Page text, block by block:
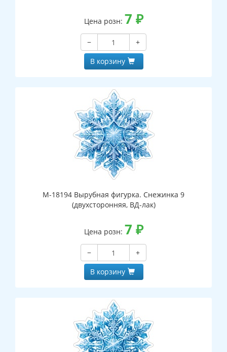
Цена розн: 7 ₽
−
+
В корзину
М-18194 Вырубная фигурка. Снежинка 9
(двухсторонняя, ВД-лак)
Цена розн: 7 ₽
−
+
В корзину